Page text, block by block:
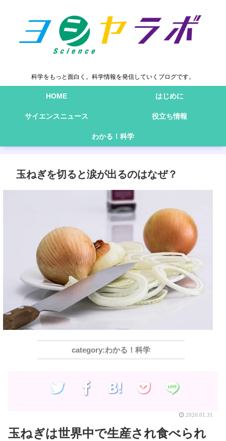
科学をもっと面白く。科学情報を発信していくブログです。
HOME はじめに
サイエンスニュース 役立ち情報
わかる！科学
玉ねぎを切ると涙が出るのはなぜ？
わかる！科学
2020.01.31
玉ねぎは世界中で生産され食べられ